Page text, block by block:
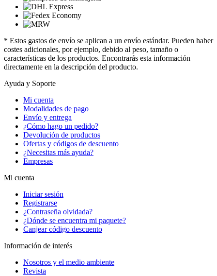
* Estos gastos de envío se aplican a un envío estándar. Pueden haber
costes adicionales, por ejemplo, debido al peso, tamaño o
características de los productos. Encontrarás esta información
directamente en la descripción del producto.
Ayuda y Soporte
Mi cuenta
Modalidades de pago
Envío y entrega
¿Cómo hago un pedido?
Devolución de productos
Ofertas y códigos de descuento
¿Necesitas más ayuda?
Empresas
Mi cuenta
Iniciar sesión
Registrarse
¿Contraseña olvidada?
¿Dónde se encuentra mi paquete?
Canjear código descuento
Información de interés
Nosotros y el medio ambiente
Revista